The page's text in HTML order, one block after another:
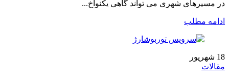
در مسیرهای شهری می‌ تواند گاهی یکنواخ...
ادامه مطلب
18 شهریور
مقالات